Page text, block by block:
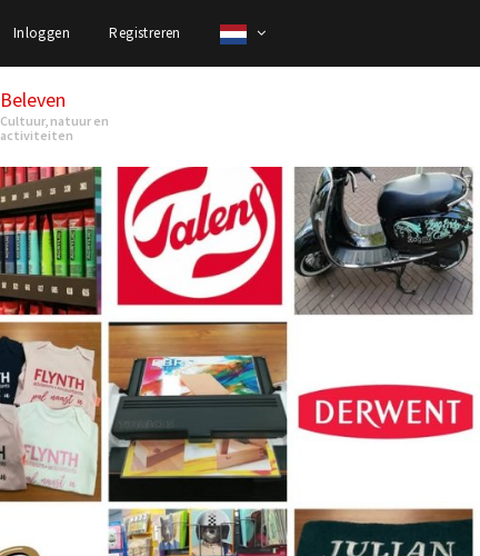
Inloggen Registreren
Beleven
Cultuur, natuur en
activiteiten